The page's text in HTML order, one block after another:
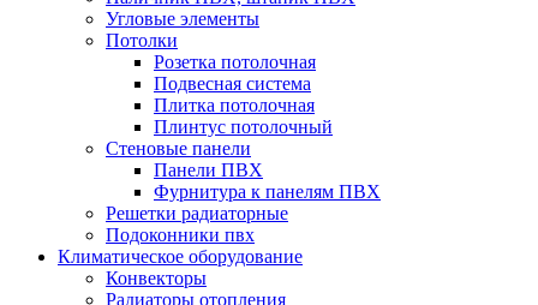
Угловые элементы
Потолки
Розетка потолочная
Подвесная система
Плитка потолочная
Плинтус потолочный
Стеновые панели
Панели ПВХ
Фурнитура к панелям ПВХ
Решетки радиаторные
Подоконники пвх
Климатическое оборудование
Конвекторы
Радиаторы отопления